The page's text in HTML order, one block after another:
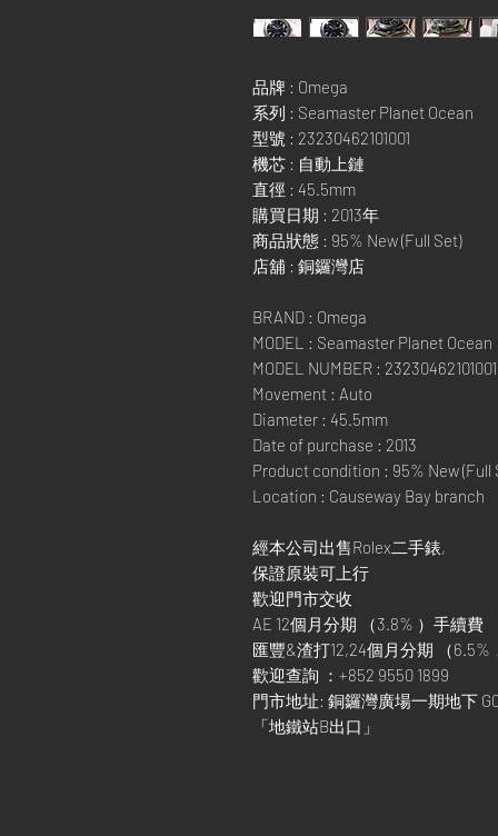
品牌 : Omega
系列 : Seamaster Planet Ocean
型號 : 23230462101001
機芯 : 自動上鏈
直徑 : 45.5mm
購買日期 : 2013年
商品狀態 : 95% New (Full Set)
店舖 : 銅鑼灣店
BRAND : Omega
MODEL : Seamaster Planet Ocean
MODEL NUMBER : 23230462101001
Movement : Auto
Diameter : 45.5mm
Date of purchase : 2013
Product condition : 95% New (Full
Location : Causeway Bay branch
經本公司出售Rolex二手錶,
保證原裝可上行
歡迎門市交收
AE 12個月分期 （3.8% ）手續費
匯豐&渣打12,24個月分期 （6.5%
歡迎查詢 ： +852 9550 1899
門市地址: 銅鑼灣廣場一期地下
「地鐵站B出口」